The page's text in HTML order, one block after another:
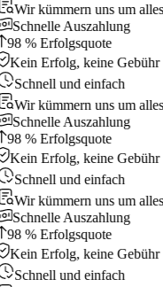
Wir kümmern uns um alles
Schnelle Auszahlung
98 % Erfolgsquote
Kein Erfolg, keine Gebühr
Schnell und einfach
Wir kümmern uns um alles
Schnelle Auszahlung
98 % Erfolgsquote
Kein Erfolg, keine Gebühr
Schnell und einfach
Wir kümmern uns um alles
Schnelle Auszahlung
98 % Erfolgsquote
Kein Erfolg, keine Gebühr
Schnell und einfach